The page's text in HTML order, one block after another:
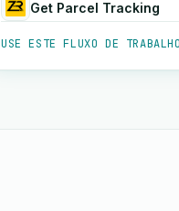
Get Parcel Tracking
USE ESTE FLUXO DE